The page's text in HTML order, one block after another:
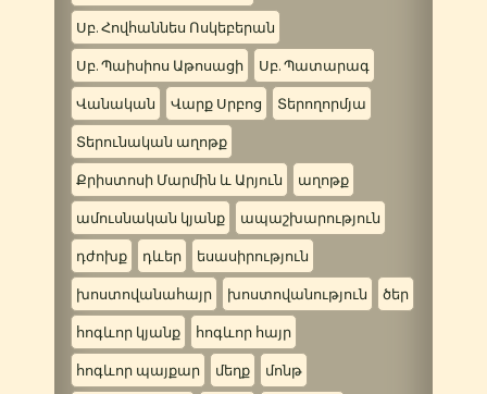
Սբ. Հովհաննես Ոսկեբերան
Սբ. Պաիսիոս Աթոսացի Սբ. Պատարագ
Վանական Վարք Սրբոց Տերողորմյա
Տերունական աղոթք
Քրիստոսի Մարմին և Արյուն աղոթք
ամուսնական կյանք ապաշխարություն
դժոխք դևեր եսասիրություն
խոստովանահայր խոստովանություն ծեր
հոգևոր կյանք հոգևոր հայր
հոգևոր պայքար մեղք մոնթ